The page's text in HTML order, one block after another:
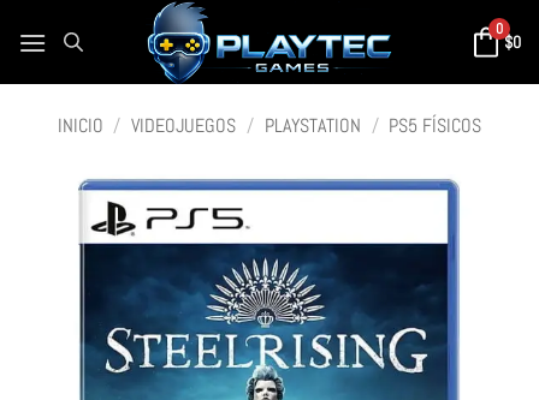
0
$0
INICIO / VIDEOJUEGOS / PLAYSTATION / PS5 FÍSICOS